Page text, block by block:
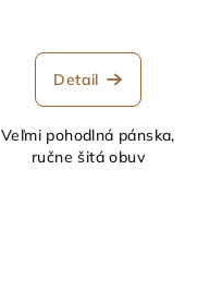
Detail
Veľmi pohodlná pánska,
ručne šitá obuv